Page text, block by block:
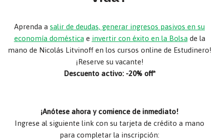
Aprenda a salir de deudas, generar ingresos pasivos en su
economía doméstica e invertir con éxito en la Bolsa de la
mano de Nicolás Litvinoff en los cursos online de Estudinero!
¡Reserve su vacante!
Descuento activo: -20% off*
¡Anótese ahora y comience de inmediato!
Ingrese al siguiente link con su tarjeta de crédito a mano
para completar la inscripción: